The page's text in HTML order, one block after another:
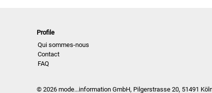
Profile
Qui sommes-nous
Contact
FAQ
© 2026 mode...information GmbH, Pilgerstrasse 20, 51491